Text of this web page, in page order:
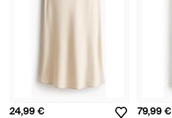
24,99 € 79,99 €